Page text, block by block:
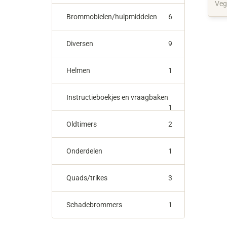
Brommobielen/hulpmiddelen 6
Diversen 9
Helmen 1
Instructieboekjes en vraagbaken
1
Oldtimers 2
Onderdelen 1
Quads/trikes 3
Schadebrommers 1